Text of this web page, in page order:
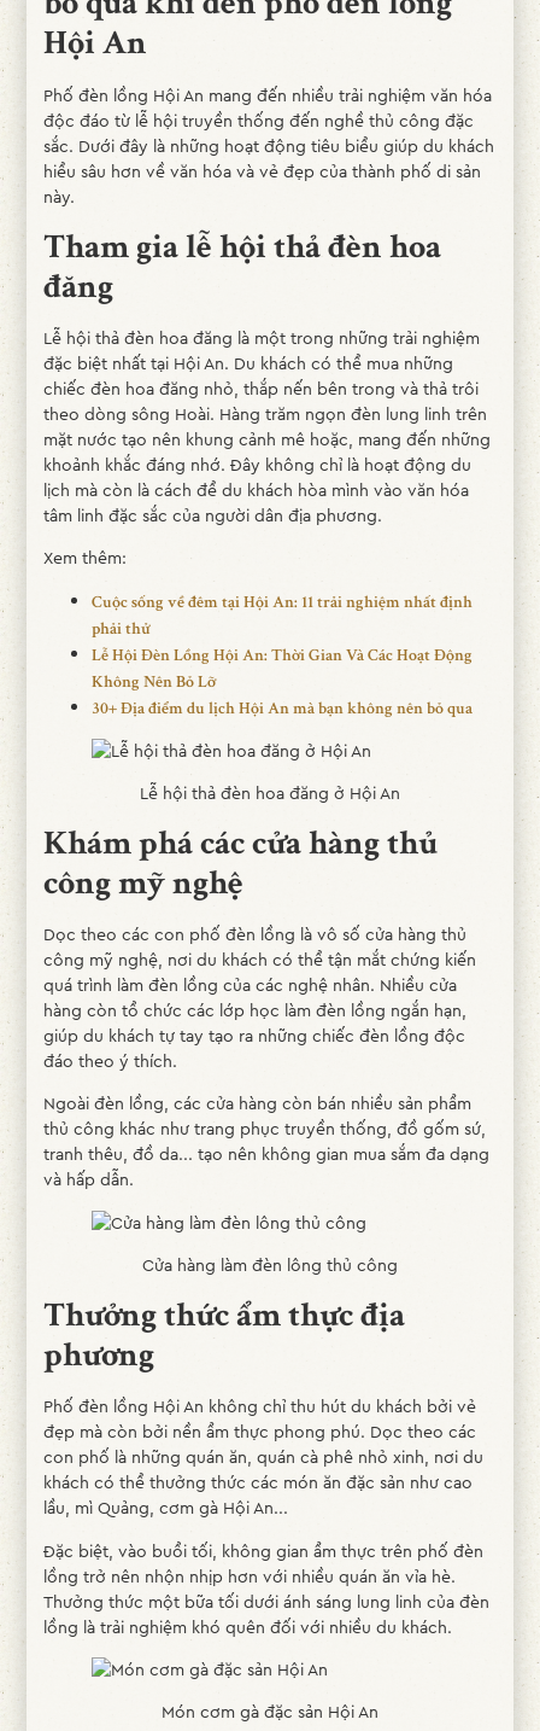
Hội An
Phố đèn lồng Hội An mang đến nhiều trải nghiệm văn hóa
độc đáo từ lễ hội truyền thống đến nghề thủ công đặc
sắc. Dưới đây là những hoạt động tiêu biểu giúp du khách
hiểu sâu hơn về văn hóa và vẻ đẹp của thành phố di sản
này.
Tham gia lễ hội thả đèn hoa
đăng
Lễ hội thả đèn hoa đăng là một trong những trải nghiệm
đặc biệt nhất tại Hội An. Du khách có thể mua những
chiếc đèn hoa đăng nhỏ, thắp nến bên trong và thả trôi
theo dòng sông Hoài. Hàng trăm ngọn đèn lung linh trên
mặt nước tạo nên khung cảnh mê hoặc, mang đến những
khoảnh khắc đáng nhớ. Đây không chỉ là hoạt động du
lịch mà còn là cách để du khách hòa mình vào văn hóa
tâm linh đặc sắc của người dân địa phương.
Xem thêm:
Cuộc sống về đêm tại Hội An: 11 trải nghiệm nhất định
phải thử
Lễ Hội Đèn Lồng Hội An: Thời Gian Và Các Hoạt Động
Không Nên Bỏ Lỡ
30+ Địa điểm du lịch Hội An mà bạn không nên bỏ qua
Lễ hội thả đèn hoa đăng ở Hội An
Khám phá các cửa hàng thủ
công mỹ nghệ
Dọc theo các con phố đèn lồng là vô số cửa hàng thủ
công mỹ nghệ, nơi du khách có thể tận mắt chứng kiến
quá trình làm đèn lồng của các nghệ nhân. Nhiều cửa
hàng còn tổ chức các lớp học làm đèn lồng ngắn hạn,
giúp du khách tự tay tạo ra những chiếc đèn lồng độc
đáo theo ý thích.
Ngoài đèn lồng, các cửa hàng còn bán nhiều sản phẩm
thủ công khác như trang phục truyền thống, đồ gốm sứ,
tranh thêu, đồ da... tạo nên không gian mua sắm đa dạng
và hấp dẫn.
Cửa hàng làm đèn lông thủ công
Thưởng thức ẩm thực địa
phương
Phố đèn lồng Hội An không chỉ thu hút du khách bởi vẻ
đẹp mà còn bởi nền ẩm thực phong phú. Dọc theo các
con phố là những quán ăn, quán cà phê nhỏ xinh, nơi du
khách có thể thưởng thức các món ăn đặc sản như cao
lầu, mì Quảng, cơm gà Hội An...
Đặc biệt, vào buổi tối, không gian ẩm thực trên phố đèn
lồng trở nên nhộn nhịp hơn với nhiều quán ăn vỉa hè.
Thưởng thức một bữa tối dưới ánh sáng lung linh của đèn
lồng là trải nghiệm khó quên đối với nhiều du khách.
Món cơm gà đặc sản Hội An